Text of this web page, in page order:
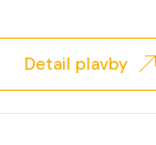
Detail plavby